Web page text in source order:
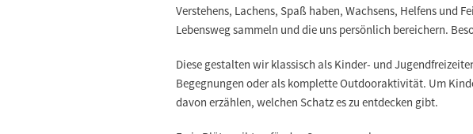
Verstehens, Lachens, Spaß haben, Wachsens, Helfens und
Lebensweg sammeln und die uns persönlich bereichern.
Diese gestalten wir klassisch als Kinder- und
Begegnungen oder als komplette Outdooraktivität. Um
davon erzählen, welchen Schatz es zu entdecken gibt.